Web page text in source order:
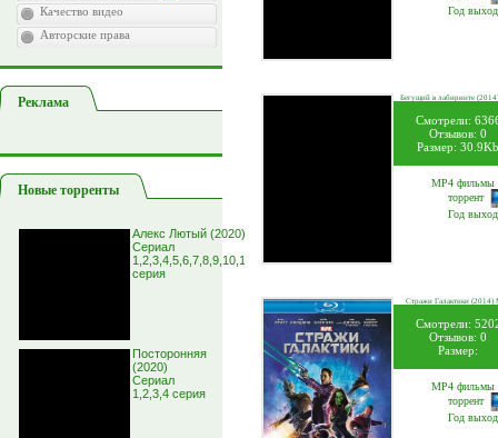
Качество видео
Авторские права
Реклама
Новые торренты
Алекс Лютый (2020)
Сериал
1,2,3,4,5,6,7,8,9,10,11,12
серия
Посторонняя
(2020)
Сериал
1,2,3,4 серия
Год
Бегущий в лабиринте
Смотрели:
Отзывов: 0
Размер: 30.9Kb
MP4 фильмы
торрент
Год
Стражи Галактики (2014)
Смотрели:
Отзывов: 0
Размер:
MP4 фильмы
торрент
Год